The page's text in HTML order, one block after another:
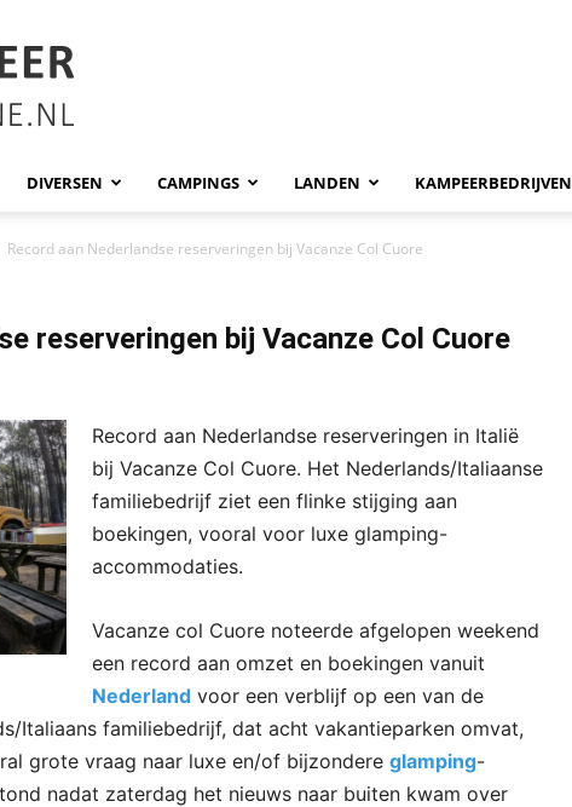
DIVERSEN CAMPINGS LANDEN KAMPEERBEDRIJVEN
Record aan Nederlandse reserveringen bij Vacanze Col Cuore
reserveringen bij Vacanze Col Cuore
Record aan Nederlandse reserveringen in Italië
bij Vacanze Col Cuore. Het Nederlands/Italiaanse
familiebedrijf ziet een flinke stijging aan
boekingen, vooral voor luxe glamping-
accommodaties.
Vacanze col Cuore noteerde afgelopen weekend
een record aan omzet en boekingen vanuit
Nederland voor een verblijf op een van de
Italiaans familiebedrijf, dat acht vakantieparken omvat,
grote vraag naar luxe en/of bijzondere glamping-
nadat zaterdag het nieuws naar buiten kwam over